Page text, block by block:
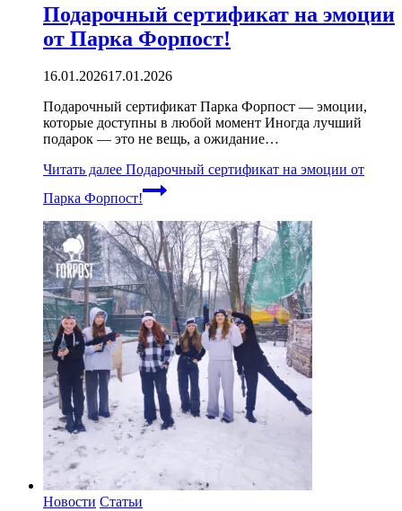
Подарочный сертификат на эмоции
от Парка Форпост!
16.01.202617.01.2026
Подарочный сертификат Парка Форпост — эмоции,
которые доступны в любой момент Иногда лучший
подарок — это не вещь, а ожидание…
Читать далее Подарочный сертификат на эмоции от
Парка Форпост!
Новости Статьи